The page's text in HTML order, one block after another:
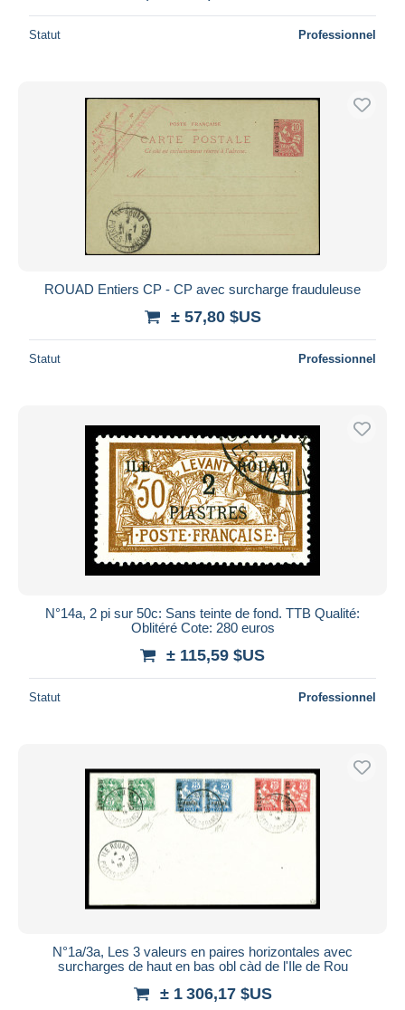
Statut Professionnel
ROUAD Entiers CP - CP avec surcharge frauduleuse
± 57,80 $US
Statut Professionnel
N°14a, 2 pi sur 50c: Sans teinte de fond. TTB Qualité:
Oblitéré Cote: 280 euros
± 115,59 $US
Statut Professionnel
N°1a/3a, Les 3 valeurs en paires horizontales avec
surcharges de haut en bas obl càd de l'Ile de Rou
± 1 306,17 $US